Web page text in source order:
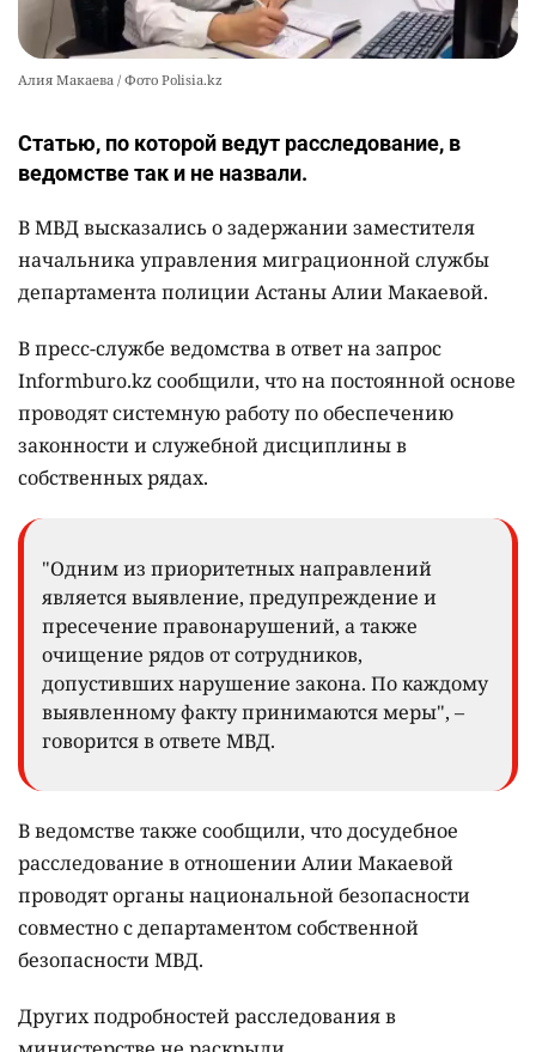
Алия Макаева / Фото Polisia.kz
Статью, по которой ведут расследование, в
ведомстве так и не назвали.
В МВД высказались о задержании заместителя
начальника управления миграционной службы
департамента полиции Астаны Алии Макаевой.
В пресс-службе ведомства в ответ на запрос
Informburo.kz сообщили, что на постоянной основе
проводят системную работу по обеспечению
законности и служебной дисциплины в
собственных рядах.
"Одним из приоритетных направлений
является выявление, предупреждение и
пресечение правонарушений, а также
очищение рядов от сотрудников,
допустивших нарушение закона. По каждому
выявленному факту принимаются меры", –
говорится в ответе МВД.
В ведомстве также сообщили, что досудебное
расследование в отношении Алии Макаевой
проводят органы национальной безопасности
совместно с департаментом собственной
безопасности МВД.
Других подробностей расследования в